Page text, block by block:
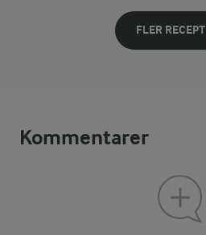
FLER RECEPT
Kommentarer